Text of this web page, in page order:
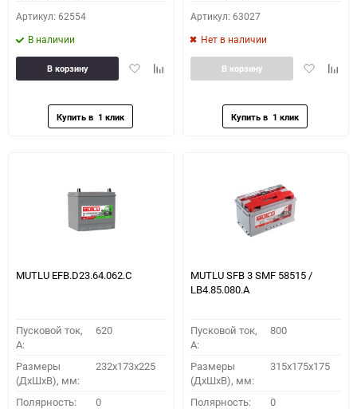
Артикул: 62554
В наличии
ДобавитьДобавить
В корзину
Артикул: 63027
Нет в наличии
Добавить
В корзину
MUTLU EFB.D23.64.062.C
Пусковой ток,
A:
620
Размеры
(ДхШхВ), мм:
232x173x225
Полярность: 0
MUTLU SFB 3 SMF 58515 /
LB4.85.080.A
Пусковой ток,
A:
800
Размеры
(ДхШхВ), мм:
315x175x175
Полярность: 0